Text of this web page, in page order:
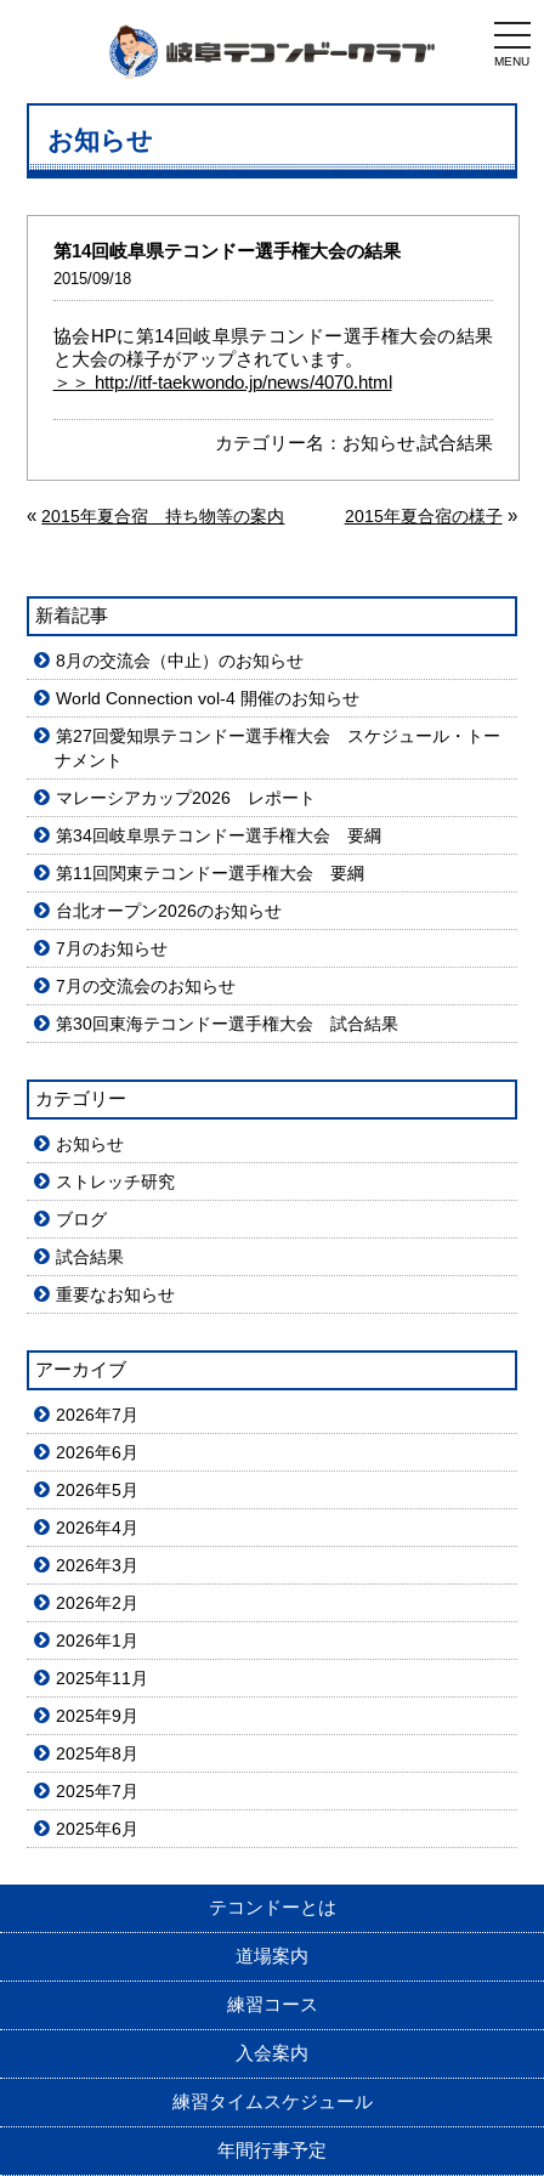
MENU
お知らせ
第14回岐阜県テコンドー選手権大会の結果
2015/09/18
協会HPに第14回岐阜県テコンドー選手権大会の結果
と大会の様子がアップされています。
＞＞ http://itf-taekwondo.jp/news/4070.html
カテゴリー名： お知らせ ,試合結果
« 2015年夏合宿 持ち物等の案内 2015年夏合宿の様子»
新着記事
8月の交流会（中止）のお知らせ
World Connection vol-4 開催のお知らせ
第27回愛知県テコンドー選手権大会 スケジュール・トー
ナメント
マレーシアカップ2026 レポート
第34回岐阜県テコンドー選手権大会 要綱
第11回関東テコンドー選手権大会 要綱
台北オープン2026のお知らせ
7月のお知らせ
7月の交流会のお知らせ
第30回東海テコンドー選手権大会 試合結果
カテゴリー
お知らせ
ストレッチ研究
ブログ
試合結果
重要なお知らせ
アーカイブ
2026年7月
2026年6月
2026年5月
2026年4月
2026年3月
2026年2月
2026年1月
2025年11月
2025年9月
2025年8月
2025年7月
2025年6月
テコンドーとは
道場案内
練習コース
入会案内
練習タイムスケジュール
年間行事予定